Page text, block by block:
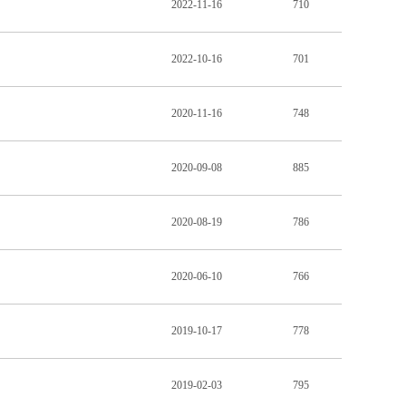
2022-11-16 710
2022-10-16 701
2020-11-16 748
2020-09-08 885
2020-08-19 786
2020-06-10 766
2019-10-17 778
2019-02-03 795